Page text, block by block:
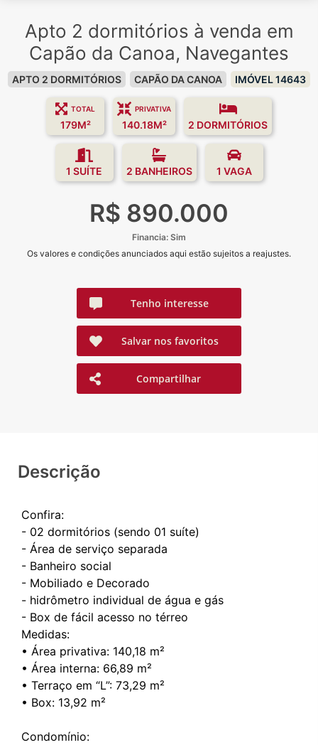
Apto 2 dormitórios à venda em
Capão da Canoa, Navegantes
APTO 2 DORMITÓRIOS CAPÃO DA CANOA IMÓVEL 14643
TOTAL
179M²
PRIVATIVA
140.18M² 2 DORMITÓRIOS
1 SUÍTE 2 BANHEIROS 1 VAGA
R$ 890.000
Financia: Sim
Os valores e condições anunciados aqui estão sujeitos a reajustes.
Tenho interesse
Salvar nos favoritos
Compartilhar
Descrição
Confira:
- 02 dormitórios (sendo 01 suíte)
- Área de serviço separada
- Banheiro social
- Mobiliado e Decorado
- ⁠hidrômetro individual de água e gás
- Box de fácil acesso no térreo
Medidas:
• Área privativa: 140,18 m²
• Área interna: 66,89 m²
• Terraço em “L”: 73,29 m²
• Box: 13,92 m²
Condomínio: